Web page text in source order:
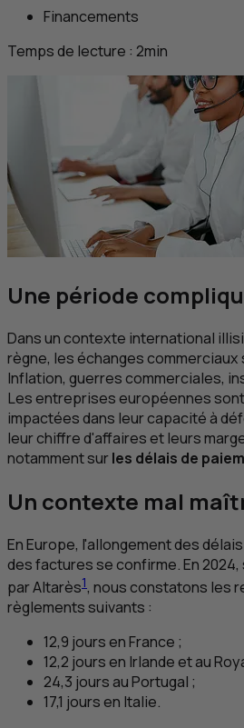
Financements
Temps de lecture : 2min
Une période
Dans un contexte international
règne, les échanges
Inflation, guerres commerciales,
Les entreprises européennes
impactées dans leur capacité à
leur chiffre d'affaires et leurs
notamment surles délais de
Un contexte mal
En Europe, l'allongement des
des factures se confirme. En
par Altarès1, nous constatons les
règlements suivants :
12,9 jours en France ;
12,2 jours en Irlande et au
24,3 jours au Portugal ;
17,1 jours en Italie.